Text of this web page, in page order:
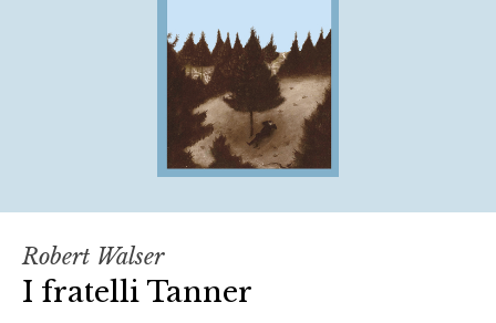
Robert Walser
I fratelli Tanner